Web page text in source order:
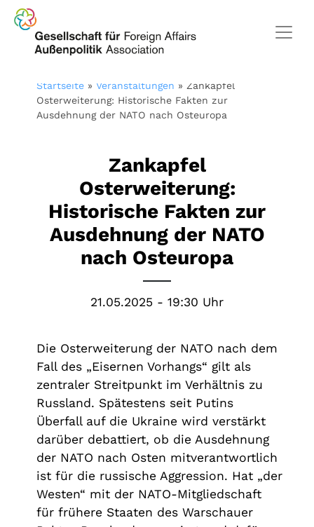
Startseite » Veranstaltungen » Zankapfel
Osterweiterung: Historische Fakten zur
Ausdehnung der NATO nach Osteuropa
Zankapfel
Osterweiterung:
Historische Fakten zur
Ausdehnung der NATO
nach Osteuropa
21.05.2025 - 19:30 Uhr
Die Osterweiterung der NATO nach dem
Fall des „Eisernen Vorhangs“ gilt als
zentraler Streitpunkt im Verhältnis zu
Russland. Spätestens seit Putins
Überfall auf die Ukraine wird verstärkt
darüber debattiert, ob die Ausdehnung
der NATO nach Osten mitverantwortlich
ist für die russische Aggression. Hat „der
Westen“ mit der NATO-Mitgliedschaft
für frühere Staaten des Warschauer